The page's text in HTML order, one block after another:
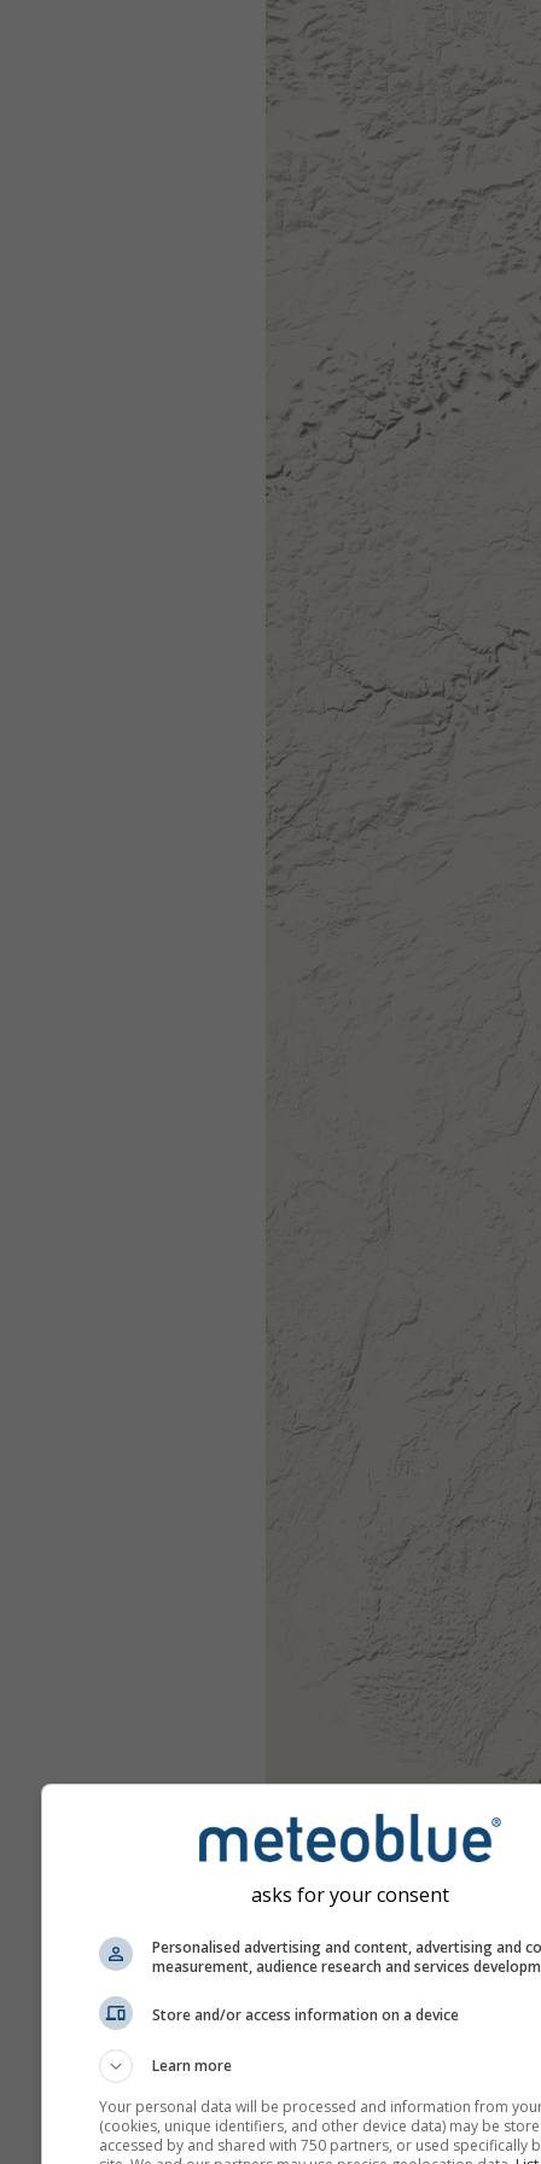
asks for your consent
Personalised advertising and content, advertising and
measurement, audience research and services
Store and/or access information on a device
Learn more
Your personal data will be processed and information from
(cookies, unique identifiers, and other device data) may be
accessed by and shared with 750 partners, or used specifically